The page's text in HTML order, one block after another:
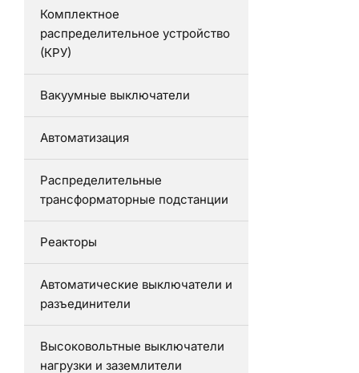
Комплектное
распределительное устройство
(КРУ)
Вакуумные выключатели
Автоматизация
Распределительные
трансформаторные подстанции
Реакторы
Автоматические выключатели и
разъединители
Высоковольтные выключатели
нагрузки и заземлители